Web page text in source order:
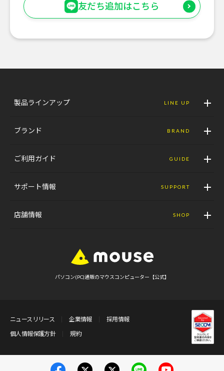
友だち追加はこちら
製品ラインアップ LINE UP
ブランド BRAND
ご利用ガイド GUIDE
サポート情報 SUPPORT
店舗情報 SHOP
パソコン(PC)通販のマウスコンピューター【公式】
ニュースリリース 企業情報
採用情報
個人情報保護方針
規約